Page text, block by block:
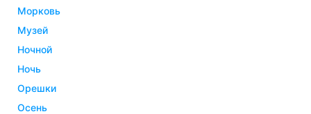
морковь
музей
ночной
ночь
орешки
осень